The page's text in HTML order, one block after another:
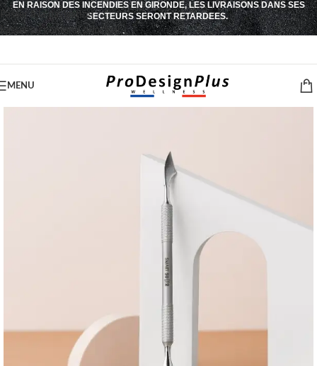
Passer à la navigation
Passer au contenu principal
EN RAISON DES INCENDIES EN GIRONDE, LES LIVRAISONS DANS SES
SECTEURS SERONT RETARDEES.
MENU